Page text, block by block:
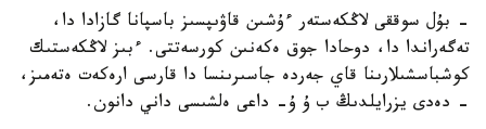
- بۇل سوققى لاڭكەستەر ءۇشىن قاۋىپسىز باسپانا گازادا دا،
تەگەراندا دا، دوحادا جوق ەكەنىن كورسەتتى. ءبىز لاڭكەستىك
كوشباسشىلارىنا قاي جەردە جاسىرىنسا دا قارسى ارەكەت ەتەمىز،
- دەدى يزرايلدىڭ ب ۇ ۇ- داعى ەلشىسى داني دانون.